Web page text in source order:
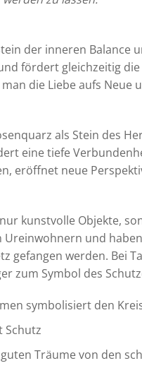
der inneren Balance
fördert gleichzeitig
die Liebe aufs Neue
als Stein des
eine tiefe
eröffnet neue
kunstvolle Objekte,
und
gefangen werden. Bei
zum Symbol des
symbolisiert den
Schutz
Träume von den